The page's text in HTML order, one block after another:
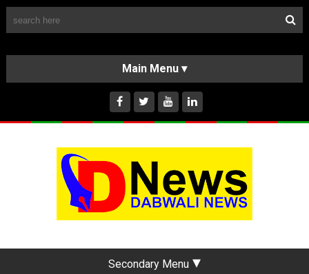
HOME
ABOUT US
INSTAGRAM
Secondary Menu